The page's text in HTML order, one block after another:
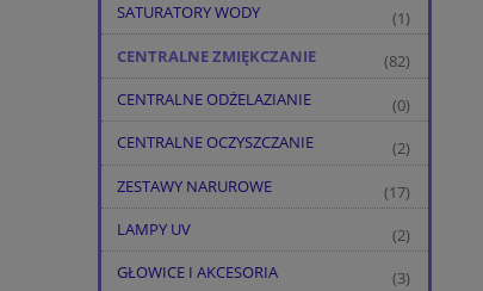
SATURATORY WODY (1)
CENTRALNE ZMIĘKCZANIE (82)
CENTRALNE ODŻELAZIANIE (0)
CENTRALNE OCZYSZCZANIE (2)
ZESTAWY NARUROWE (17)
LAMPY UV (2)
GŁOWICE I AKCESORIA (3)